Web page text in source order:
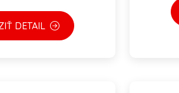
DETAIL